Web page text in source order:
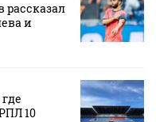
и
10